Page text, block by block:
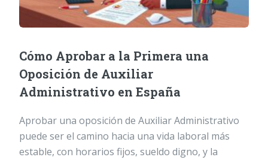
Cómo Aprobar a la Primera una
Oposición de Auxiliar
Administrativo en España
Aprobar una oposición de Auxiliar Administrativo
puede ser el camino hacia una vida laboral más
estable, con horarios fijos, sueldo digno, y la